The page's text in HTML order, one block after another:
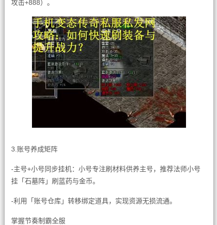
攻击+888）。
3.账号养成矩阵
-主号+小号同步挂机：小号专注刷材料供养主号，推荐法师小号
挂「石墓阵」刷蓝药与金币。
-利用「账号仓库」转移绑定道具，实现资源无损流通。
掌握节奏制霸全服